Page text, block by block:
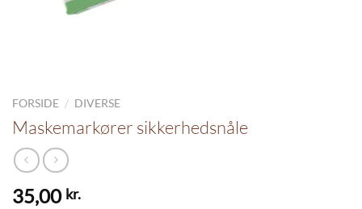
FORSIDE / DIVERSE
Maskemarkører sikkerhedsnåle
35,00 kr.